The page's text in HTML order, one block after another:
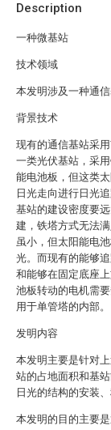
Description
一种微基站
技术领域
本发明涉及一种通
背景技术
现有的通信基站采
一类光伏基站，采
能电池板，但这类
日光走向进行日光
基站的建设密度要
建，铁塔方式无法
虽小，但太阳能电
光。而现有的能够
和能够在固定底座
池板转动的电机需
用于单管塔的内部。
发明内容
本发明主要是针对
站的占地面积和基
日光的结构的安装
本发明的目的主要